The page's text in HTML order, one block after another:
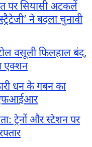
पर सियासी अटकलें
ने बदला चुनावी
वसूली फिलहाल बंद,
एक्शन
धन के गबन का
एफआईआर
ट्रेनों और स्टेशन पर